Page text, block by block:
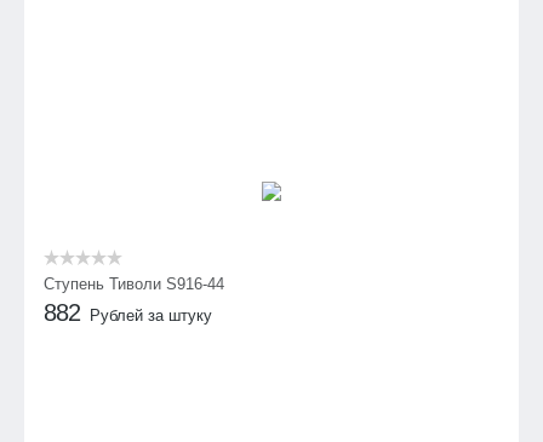
Ступень Тиволи S916-44
882 Рублей за штуку